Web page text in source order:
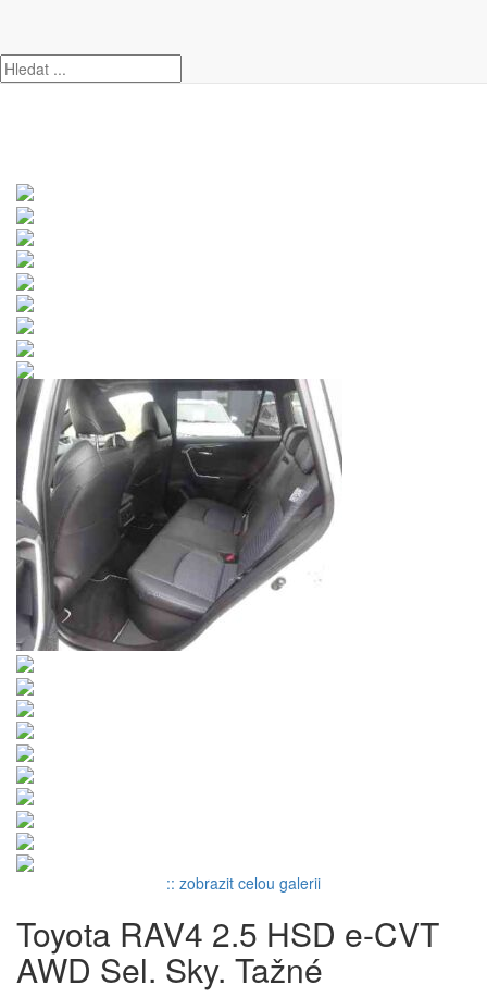
:: zobrazit celou galerii
Toyota RAV4 2.5 HSD e-CVT
AWD Sel. Sky. Tažné